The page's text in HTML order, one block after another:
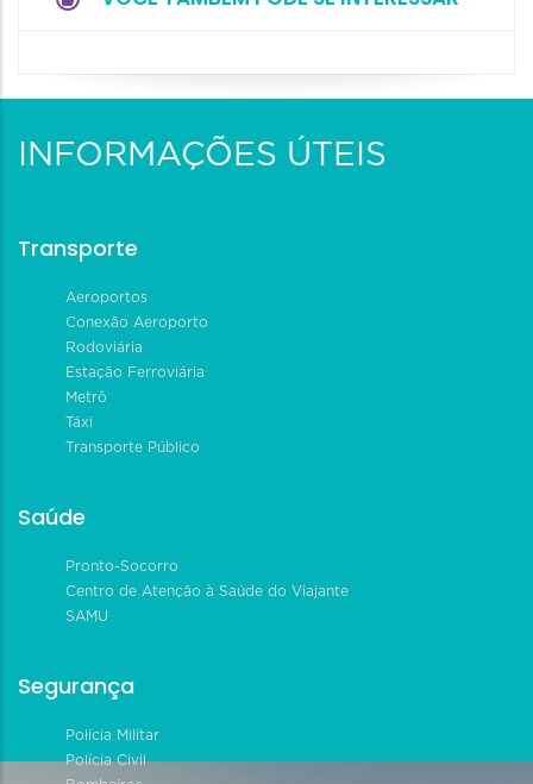
INFORMAÇÕES ÚTEIS
Transporte
Aeroportos
Conexão Aeroporto
Rodoviária
Estação Ferroviária
Metrô
Táxi
Transporte Público
Saúde
Pronto-Socorro
Centro de Atenção à Saúde do Viajante
SAMU
Segurança
Polícia Militar
Polícia Civil